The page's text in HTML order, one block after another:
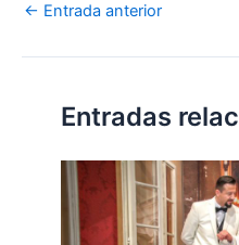
← Entrada anterior
Entradas